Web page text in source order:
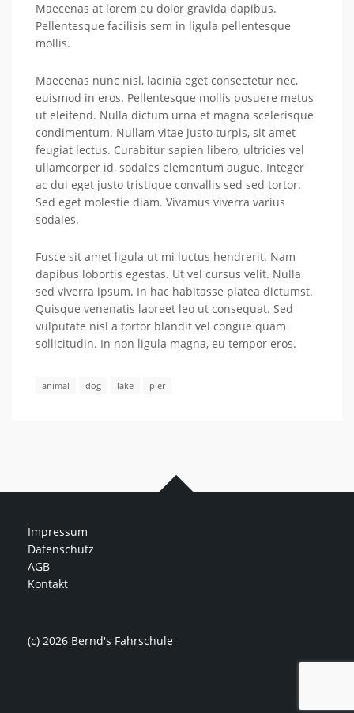
Maecenas at lorem eu dolor gravida dapibus.
Pellentesque facilisis sem in ligula pellentesque
mollis.
Maecenas nunc nisl, lacinia eget consectetur nec,
euismod in eros. Pellentesque mollis posuere metus
ut eleifend. Nulla dictum urna et magna scelerisque
condimentum. Nullam vitae justo turpis, sit amet
feugiat lectus. Curabitur sapien libero, ultricies vel
ullamcorper id, sodales elementum augue. Integer
ac dui eget justo tristique convallis sed sed tortor.
Sed eget molestie diam. Vivamus viverra varius
sodales.
Fusce sit amet ligula ut mi luctus hendrerit. Nam
dapibus lobortis egestas. Ut vel cursus velit. Nulla
sed viverra ipsum. In hac habitasse platea dictumst.
Quisque venenatis laoreet leo ut consequat. Sed
vulputate nisl a tortor blandit vel congue quam
sollicitudin. In non ligula magna, eu tempor eros.
animal dog lake pier
Impressum
Datenschutz
AGB
Kontakt
(c) 2026 Bernd's Fahrschule